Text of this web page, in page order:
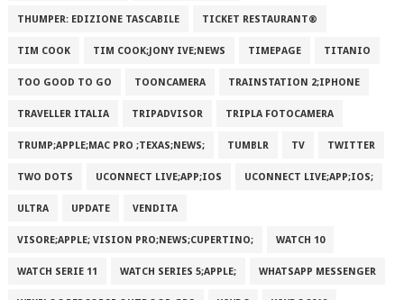
THUMPER: EDIZIONE TASCABILE TICKET RESTAURANT®
TIM COOK TIM COOK;JONY IVE;NEWS TIMEPAGE TITANIO
TOO GOOD TO GO TOONCAMERA TRAINSTATION 2;IPHONE
TRAVELLER ITALIA TRIPADVISOR TRIPLA FOTOCAMERA
TRUMP;APPLE;MAC PRO ;TEXAS;NEWS; TUMBLR TV TWITTER
TWO DOTS UCONNECT LIVE;APP;IOS UCONNECT LIVE;APP;IOS;
ULTRA UPDATE VENDITA
VISORE;APPLE; VISION PRO;NEWS;CUPERTINO; WATCH 10
WATCH SERIE 11 WATCH SERIES 5;APPLE; WHATSAPP MESSENGER